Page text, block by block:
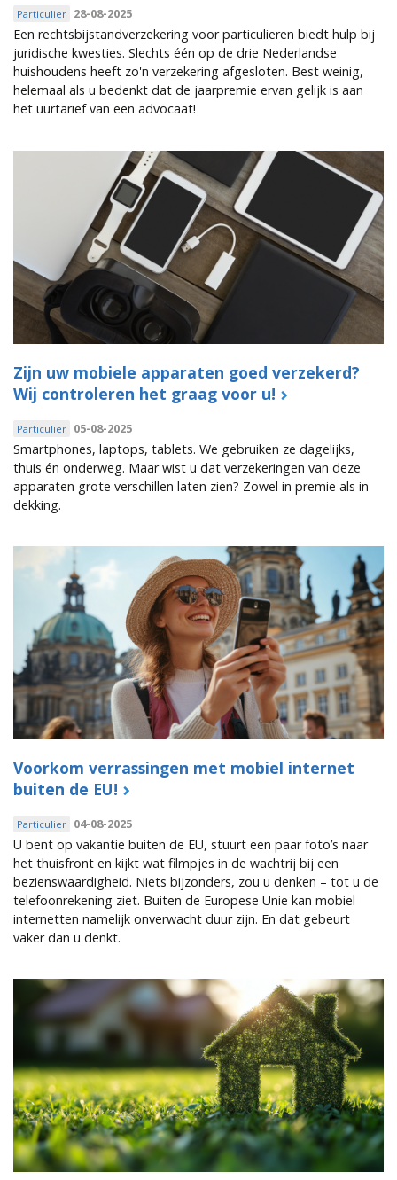
Particulier 28-08-2025
Een rechtsbijstandverzekering voor particulieren biedt hulp bij
juridische kwesties. Slechts één op de drie Nederlandse
huishoudens heeft zo'n verzekering afgesloten. Best weinig,
helemaal als u bedenkt dat de jaarpremie ervan gelijk is aan
het uurtarief van een advocaat!
Zijn uw mobiele apparaten goed verzekerd?
Wij controleren het graag voor u!
Particulier 05-08-2025
Smartphones, laptops, tablets. We gebruiken ze dagelijks,
thuis én onderweg. Maar wist u dat verzekeringen van deze
apparaten grote verschillen laten zien? Zowel in premie als in
dekking.
Voorkom verrassingen met mobiel internet
buiten de EU!
Particulier 04-08-2025
U bent op vakantie buiten de EU, stuurt een paar foto’s naar
het thuisfront en kijkt wat filmpjes in de wachtrij bij een
bezienswaardigheid. Niets bijzonders, zou u denken – tot u de
telefoonrekening ziet. Buiten de Europese Unie kan mobiel
internetten namelijk onverwacht duur zijn. En dat gebeurt
vaker dan u denkt.